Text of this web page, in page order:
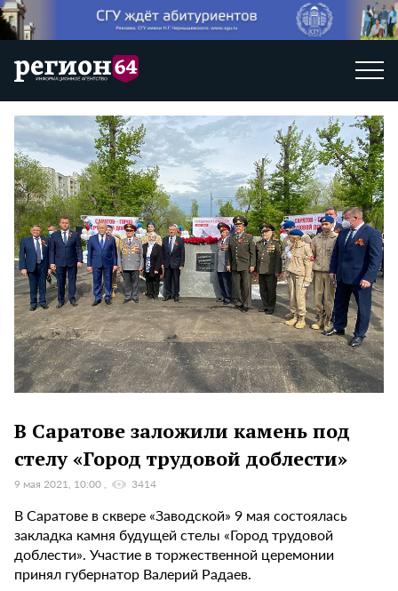
В Саратове заложили камень под
стелу «Город трудовой доблести»
9 мая 2021, 10:00 3414
В Саратове в сквере «Заводской» 9 мая состоялась
закладка камня будущей стелы «Город трудовой
доблести». Участие в торжественной церемонии
принял губернатор Валерий Радаев.